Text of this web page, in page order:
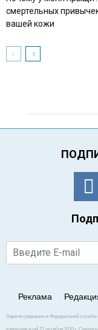
смертельных
вашей кожи
Реклама
Зарегистрировано в Федеральной